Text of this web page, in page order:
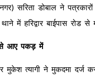
सरिता डोबाल ने
में हरिद्वार बाईपास रोड से
से आए पकड़ में
मुकेश त्यागी ने मुकदमा